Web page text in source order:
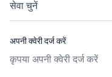
अपनी क्वेरी दर्ज करें